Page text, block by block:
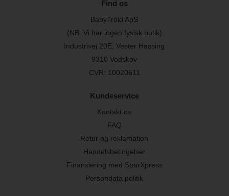
Find os
BabyTrold ApS
(NB. Vi har ingen fysisk butik)
Industrivej 20E, Vester Hassing
9310 Vodskov
CVR: 10020611
Kundeservice
Kontakt os
FAQ
Retur og reklamation
Handelsbetingelser
Finansiering med SparXpress
Persondata politik